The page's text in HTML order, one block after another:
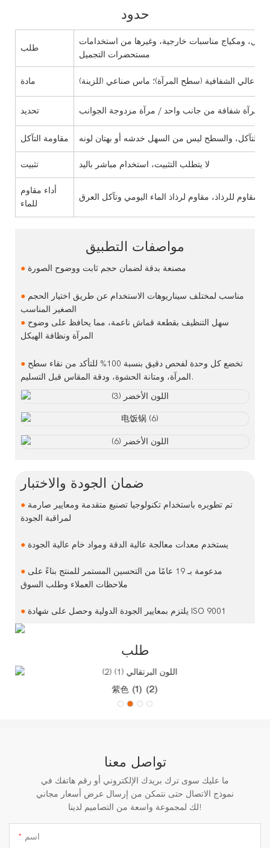
حدود
طلب
ومكياج مناسبات خارجية، وغيرها من استخدامات
مستحضرات التجميل
مادة عالي الشفافية (سطح المرآة)؛ ماس صناعي (للزينة)
تحديد
مقاومة التآكل
تثبيت لا يتطلب التثبيت، استخدام مباشر باليد
أداء مقاوم
للماء
مقاوم للرذاذ، مقاوم لرذاذ الماء اليومي وتآكل العرق
مواصفات التطبيق
● مصنعة بدقة لضمان حجم ثابت ووضوح الصورة
● مناسب لمختلف سيناريوهات الاستخدام عن طريق اختيار الحجم
الصغير المناسب
● سهل التنظيف بقطعة قماش ناعمة، مما يحافظ على وضوح
المرآة ونظافة الهيكل
● تخضع كل وحدة لفحص دقيق بنسبة 100% للتأكد من نقاء سطح
المرآة، ومتانة الحشوة، ودقة المقاس قبل التسليم.
ضمان الجودة والاختبار
●تم تطويره باستخدام تكنولوجيا تصنيع متقدمة ومعايير صارمة
لمراقبة الجودة
● يستخدم معدات معالجة عالية الدقة ومواد خام عالية الجودة
●مدعومة بـ 19 عامًا من التحسين المستمر للمنتج بناءً على
ملاحظات العملاء وطلب السوق
● يلتزم بمعايير الجودة الدولية وحصل على شهادة ISO 9001
طلب
紫色 (1) (2)
تواصل معنا
ما عليك سوى ترك بريدك الإلكتروني أو رقم هاتفك في
نموذج الاتصال حتى نتمكن من إرسال عرض أسعار مجاني
لك لمجموعة واسعة من التصاميم لدينا!
اسم